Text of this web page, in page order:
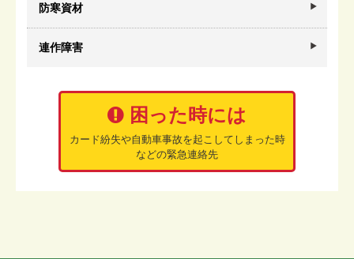
防寒資材
連作障害
困った時には
カード紛失や自動車事故を起こしてしまった時
などの緊急連絡先